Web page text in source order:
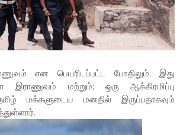
என பெயரிடப்பட்ட போதிலும், இது
இராணுவம் மற்றும்; ஒரு ஆக்கிரமிப்பு
மக்களுடைய மனதில் இருப்பதாகவும்